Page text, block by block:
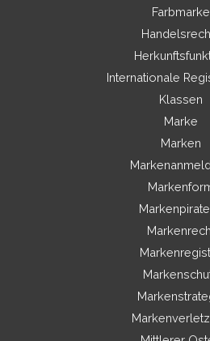
Farbmarke
Internationale
Klassen
Marke
Marken